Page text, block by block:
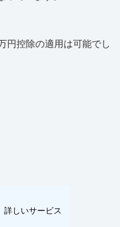
円控除の適用は可能でし
詳しいサービス